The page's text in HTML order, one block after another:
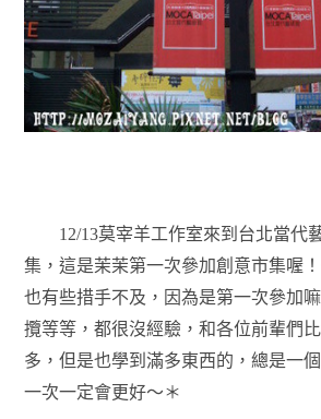
12/13莫宰羊工作室來到台北當代
集，這是茉茉第一次參加創意市集喔
也有些措手不及，因為是第一次參加
攬等等，都很沒經驗，和各位前輩們
多，但是也學到滿多東西的，總是一
一次一定會更好～＊